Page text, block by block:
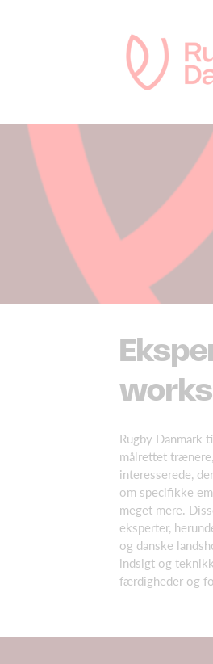
Rugby Danmark
målrettet
interesserede,
om specifikke
meget mere.
eksperter,
og danske
indsigt og
færdigheder og